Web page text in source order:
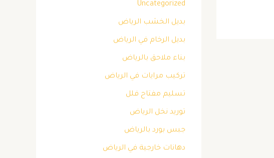
Uncategorized
بديل الخشب الرياض
بديل الرخام في الرياض
بناء ملاحق بالرياض
تركيب مرايات في الرياض
تسليم مفتاح فلل
توريد نخل الرياض
جبس بورد بالرياض
دهانات خارجية في الرياض